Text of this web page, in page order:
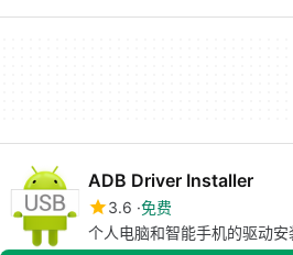
ADB Driver Installer
3.6 免费
个人电脑和智能手机的驱动安